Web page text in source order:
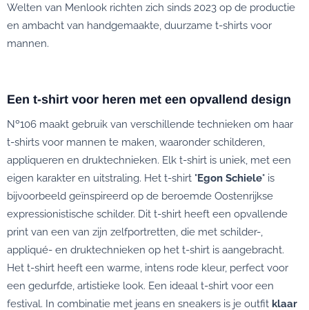
Welten van Menlook richten zich sinds 2023 op de productie
en ambacht van handgemaakte, duurzame t-shirts voor
mannen.
Een t-shirt voor heren met een opvallend design
Nº106 maakt gebruik van verschillende technieken om haar
t-shirts voor mannen te maken, waaronder schilderen,
appliqueren en druktechnieken. Elk t-shirt is uniek, met een
eigen karakter en uitstraling. Het t-shirt "Egon Schiele" is
bijvoorbeeld geïnspireerd op de beroemde Oostenrijkse
expressionistische schilder. Dit t-shirt heeft een opvallende
print van een van zijn zelfportretten, die met schilder-,
appliqué- en druktechnieken op het t-shirt is aangebracht.
Het t-shirt heeft een warme, intens rode kleur, perfect voor
een gedurfde, artistieke look. Een ideaal t-shirt voor een
festival. In combinatie met jeans en sneakers is je outfit klaar